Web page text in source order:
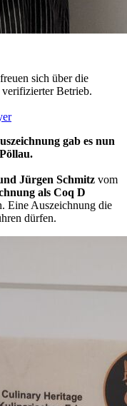
sich über die
Betrieb.
gab es nun
Jürgen Schmitz vom
als Coq D
Eine Auszeichnung die
dürfen.